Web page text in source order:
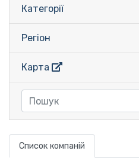
Категорії
Регіон
Карта
Список компаній